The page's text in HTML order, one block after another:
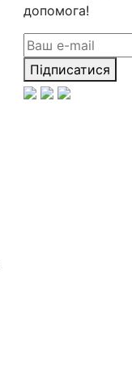
допомога!
Підписатися